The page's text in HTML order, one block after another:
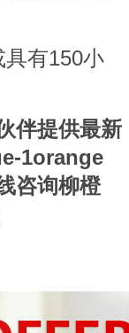
有150小
伴提供最新
1orange
咨询柳橙